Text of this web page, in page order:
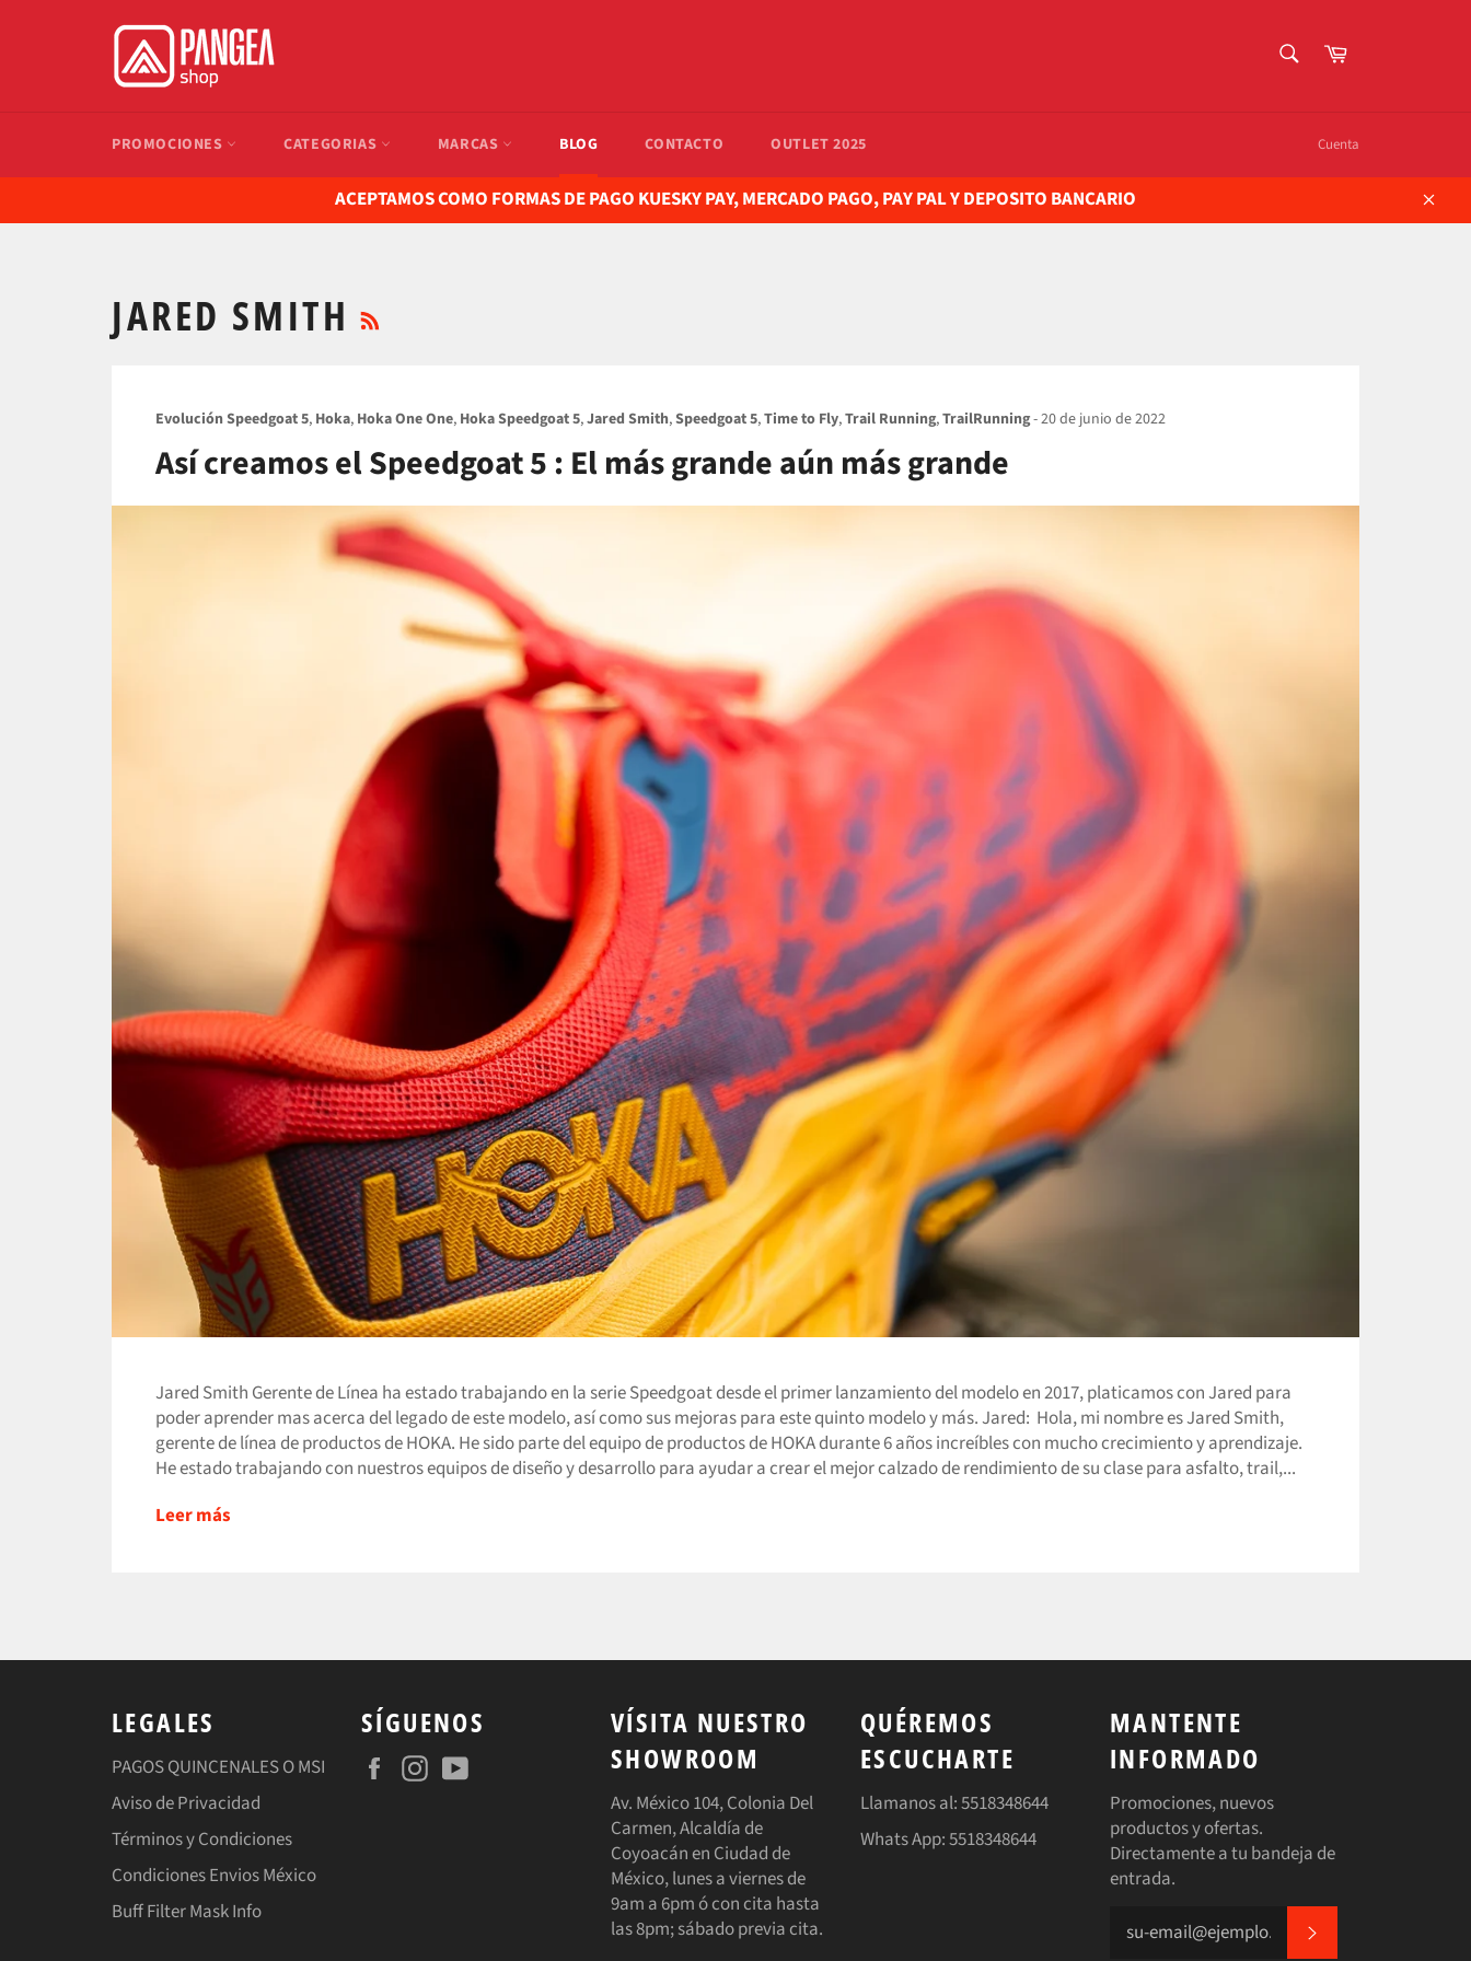
Carrito
PROMOCIONES CATEGORIAS MARCAS BLOG CONTACTO OUTLET 2025 Cuenta
ACEPTAMOS COMO FORMAS DE PAGO KUESKY PAY, MERCADO PAGO, PAY PAL Y DEPOSITO BANCARIO
JARED SMITH
Evolución Speedgoat 5, Hoka, Hoka One One, Hoka Speedgoat 5,Jared Smith,Speedgoat 5,Time to Fly,Trail Running,TrailRunning-20 de junio de 2022
Así creamos el Speedgoat 5 : El más grande aún más grande
Jared Smith Gerente de Línea ha estado trabajando en la serie Speedgoat desde el primer lanzamiento del modelo en 2017, platicamos con Jared para
poder aprender mas acerca del legado de este modelo, así como sus mejoras para este quinto modelo y más. Jared: Hola, mi nombre es Jared Smith,
gerente de línea de productos de HOKA. He sido parte del equipo de productos de HOKA durante 6 años increíbles con mucho crecimiento y aprendizaje.
He estado trabajando con nuestros equipos de diseño y desarrollo para ayudar a crear el mejor calzado de rendimiento de su clase para asfalto, trail,...
Leer más
LEGALES
PAGOS QUINCENALES O MSI
Aviso de Privacidad
Términos y Condiciones
Condiciones Envios México
Buff Filter Mask Info
SÍGUENOS
FacebookInstagram
VÍSITA NUESTRO
SHOWROOM
Av. México 104, Colonia Del
Carmen, Alcaldía de
Coyoacán en Ciudad de
México, lunes a viernes de
9am a 6pm ó con cita hasta
las 8pm; sábado previa cita.
QUÉREMOS
ESCUCHARTE
Llamanos al: 5518348644
Whats App: 5518348644
MANTENTE
INFORMADO
Promociones, nuevos
productos y ofertas.
Directamente a tu bandeja de
entrada.